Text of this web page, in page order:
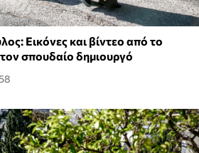
Εικόνες και βίντεο από το
σπουδαίο δημιουργό